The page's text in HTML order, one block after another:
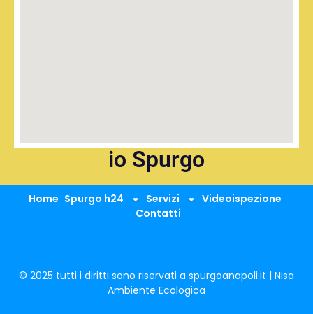
io Spurgo
Home Spurgo h24 Servizi
Videoispezione
Contatti
© 2025 tutti i diritti sono riservati a spurgoanapoli.it | Nisa
Ambiente Ecologica